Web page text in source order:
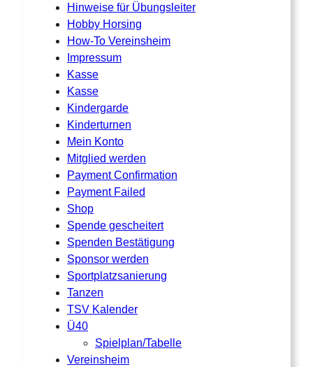
Hinweise für Übungsleiter
Hobby Horsing
How-To Vereinsheim
Impressum
Kasse
Kasse
Kindergarde
Kinderturnen
Mein Konto
Mitglied werden
Payment Confirmation
Payment Failed
Shop
Spende gescheitert
Spenden Bestätigung
Sponsor werden
Sportplatzsanierung
Tanzen
TSV Kalender
Ü40
Spielplan/Tabelle
Vereinsheim